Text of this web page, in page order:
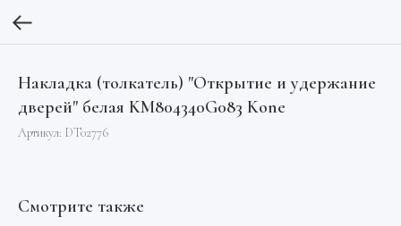
Накладка (толкатель) "Открытие и удержание
дверей" белая KM804340G083 Kone
Артикул: DT02776
Смотрите также